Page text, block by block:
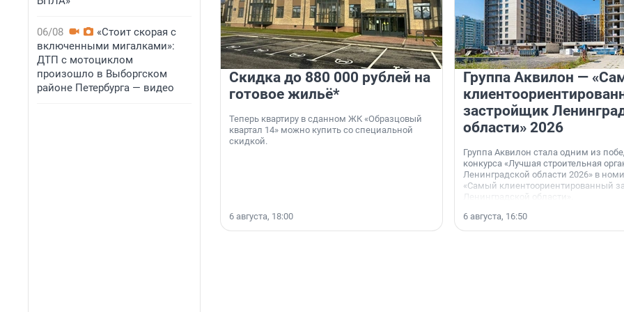
06/08
«Стоит скорая с
включенными мигалками»:
ДТП с мотоциклом
произошло в Выборгском
районе Петербурга — видео
Скидка до 880 000 рублей на
готовое жильё*
Теперь квартиру в сданном ЖК «Образцовый
квартал 14» можно купить со специальной
скидкой.
6 августа, 18:00
Группа Аквилон —
застройщик
области» 2026
Группа Аквилон стала одним из
конкурса «Лучшая строительная
Ленинградской области 2026» в
«Самый клиентоориентированный
Ленинградской области».
6 августа, 16:50